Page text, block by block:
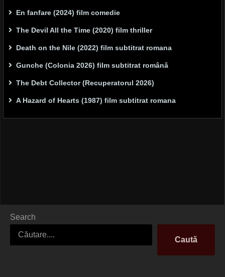
En fanfare (2024) film comedie
The Devil All the Time (2020) film thriller
Death on the Nile (2022) film subtitrat romana
Gunche (Colonia 2026) film subtitrat română
The Debt Collector (Recuperatorul 2026)
A Hazard of Hearts (1987) film subtitrat romana
Search
Caută